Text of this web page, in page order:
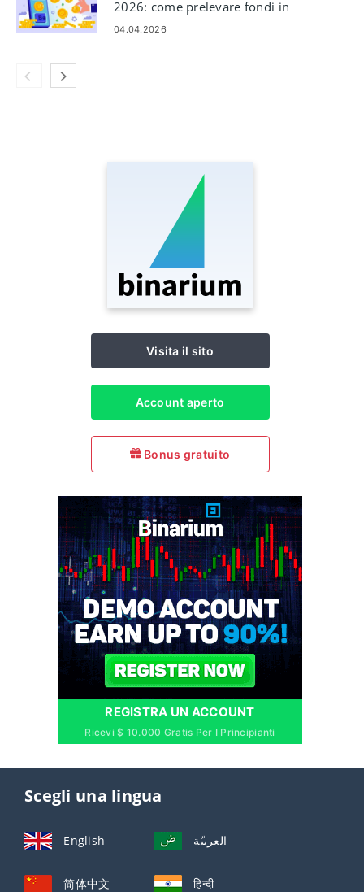
2026: come prelevare fondi in
modo sicuro
04.04.2026
Visita il sito
Account aperto
Bonus gratuito
REGISTRA UN ACCOUNT
Ricevi $ 10.000 Gratis Per I Principianti
Scegli una lingua
English العربيّة
简体中文 हिन्दी